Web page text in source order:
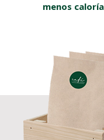
menos